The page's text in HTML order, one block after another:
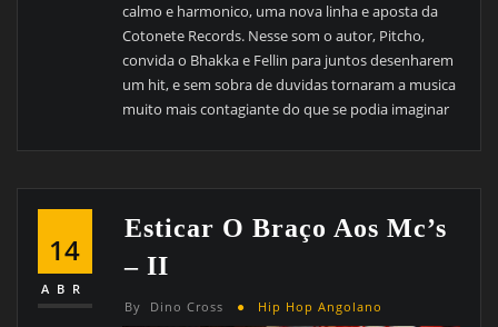
calmo e harmonico, uma nova linha e aposta da
Cotonete Records. Nesse som o autor, Pitcho,
convida o Bhakka e Fellin para juntos desenharem
um hit, e sem sobra de duvidas tornaram a musica
muito mais contagiante do que se podia imaginar
14
ABR
Esticar O Braço Aos Mc’s
– II
By Dino Cross Hip Hop Angolano